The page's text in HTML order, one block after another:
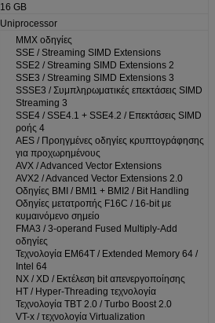
16 GB
Uniprocessor
MMX οδηγίες
SSE / Streaming SIMD Extensions
SSE2 / Streaming SIMD Extensions 2
SSE3 / Streaming SIMD Extensions 3
SSSE3 / Συμπληρωματικές επεκτάσεις SIMD
Streaming 3
SSE4 / SSE4.1 + SSE4.2 / Επεκτάσεις SIMD
ροής 4
AES / Προηγμένες οδηγίες κρυπτογράφησης
για προχωρημένους
AVX / Advanced Vector Extensions
AVX2 / Advanced Vector Extensions 2.0
Οδηγίες BMI / BMI1 + BMI2 / Bit Handling
Οδηγίες μετατροπής F16C / 16-bit με
κυμαινόμενο σημείο
FMA3 / 3-operand Fused Multiply-Add
οδηγίες
Τεχνολογία EM64T / Extended Memory 64 /
Intel 64
NX / XD / Εκτέλεση bit απενεργοποίησης
HT / Hyper-Threading τεχνολογία
Τεχνολογία TBT 2.0 / Turbo Boost 2.0
VT-x / τεχνολογία Virtualization